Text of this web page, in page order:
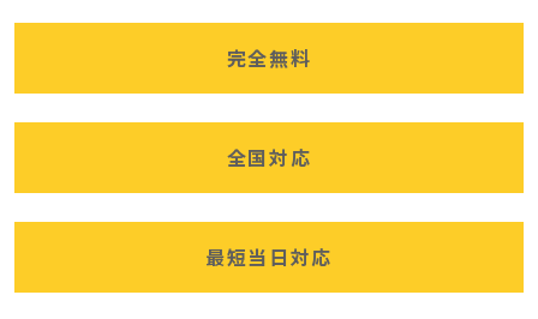
完全無料
全国対応
最短当日対応